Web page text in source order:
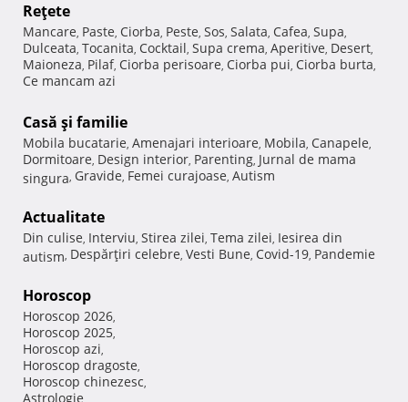
Reţete
Mancare, Paste, Ciorba, Peste, Sos, Salata, Cafea, Supa,
Dulceata, Tocanita, Cocktail, Supa crema, Aperitive, Desert,
Maioneza, Pilaf, Ciorba perisoare, Ciorba pui, Ciorba burta,
Ce mancam azi
Casă şi familie
Mobila bucatarie, Amenajari interioare, Mobila, Canapele,
Dormitoare, Design interior, Parenting, Jurnal de mama
singura, Gravide, Femei curajoase, Autism
Actualitate
Din culise, Interviu, Stirea zilei, Tema zilei, Iesirea din
autism, Despărţiri celebre, Vesti Bune, Covid-19, Pandemie
Horoscop
Horoscop 2026,
Horoscop 2025,
Horoscop azi,
Horoscop dragoste,
Horoscop chinezesc,
Astrologie